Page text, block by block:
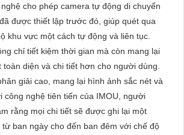
cho phép camera tự động di chuyển
được thiết lập trước đó, giúp quét qua
khu vực một cách tự động và liên tục.
chỉ tiết kiệm thời gian mà còn mang lại
toàn diện và chi tiết hơn cho người dùng.
giải cao, mang lại hình ảnh sắc nét và
công nghệ tiên tiến của IMOU, người
rằng mọi chi tiết sẽ được ghi lại một
ban ngày cho đến ban đêm với chế độ